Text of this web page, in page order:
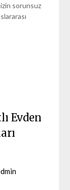
sorunsuz
Evden